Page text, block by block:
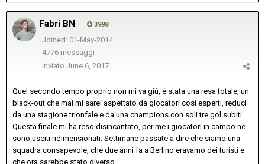
Fabri BN 3998
Joined: 01-May-2014
4776 messaggi
Inviato June 6, 2017
Quel secondo tempo proprio non mi va giù, è stata una resa totale, un
black-out che mai mi sarei aspettato da giocatori così esperti, reduci
da una stagione trionfale e da una champions con soli tre gol subiti.
Questa finale mi ha reso disincantato, per me i giocatori in campo ne
sono usciti ridimensionati. Settimane passate a dire che siamo una
squadra consapevole, che due anni fa a Berlino eravamo dei turisti e
che ora sarebbe stato diverso.